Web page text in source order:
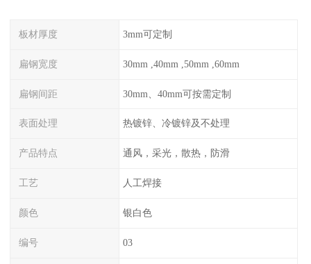
板材厚度 3mm可定制
扁钢宽度 30mm ,40mm ,50mm ,60mm
扁钢间距 30mm、40mm可按需定制
表面处理 热镀锌、冷镀锌及不处理
产品特点 通风，采光，散热，防滑
工艺 人工焊接
颜色 银白色
编号 03